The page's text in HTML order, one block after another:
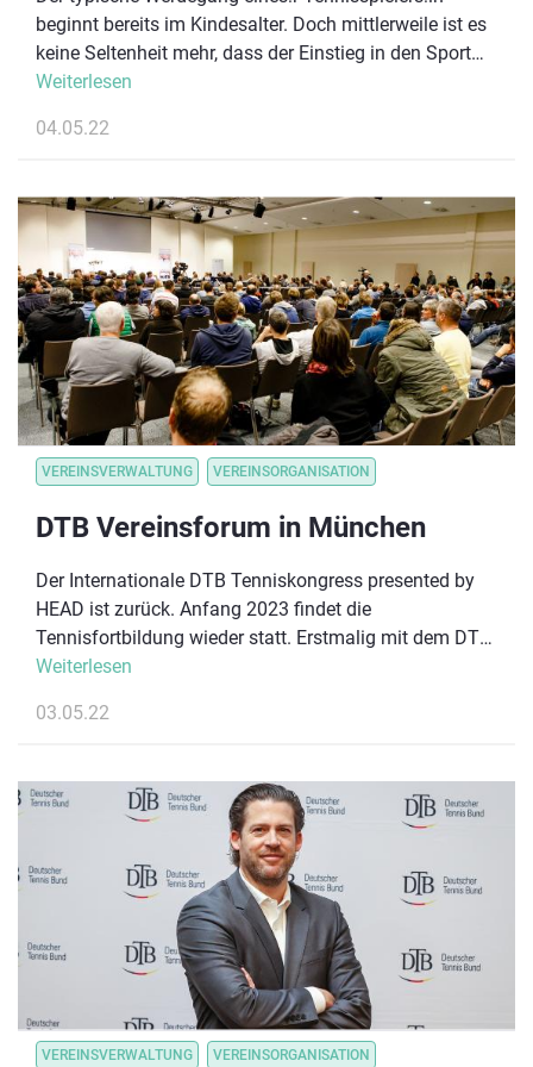
beginnt bereits im Kindesalter. Doch mittlerweile ist es
keine Seltenheit mehr, dass der Einstieg in den Sport
erst im Berufsleben erfolgt. Wir haben mit Robert aus
Leidenschaft zum Tennis entdeckt hat.
Weiterlesen
04.05.22
VEREINSVERWALTUNG VEREINSORGANISATION
DTB Vereinsforum in München
Der Internationale DTB Tenniskongress presented by
HEAD ist zurück. Anfang 2023 findet die
Tennisfortbildung wieder statt. Erstmalig mit dem DTB
Vereinsforum, welches den Austausch zwischen
Weiterlesen
03.05.22
VEREINSVERWALTUNG VEREINSORGANISATION